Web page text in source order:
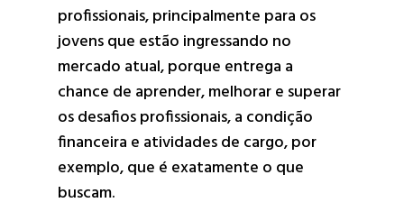
profissionais, principalmente para os
jovens que estão ingressando no
mercado atual, porque entrega a
chance de aprender, melhorar e superar
os desafios profissionais, a condição
financeira e atividades de cargo, por
exemplo, que é exatamente o que
buscam.